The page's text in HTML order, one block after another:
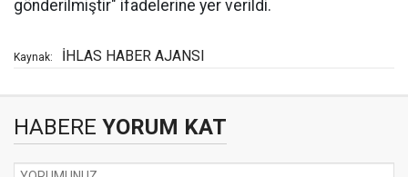
gönderilmiştir" ifadelerine yer verildi.
Kaynak: İHLAS HABER AJANSI
HABERE YORUM KAT